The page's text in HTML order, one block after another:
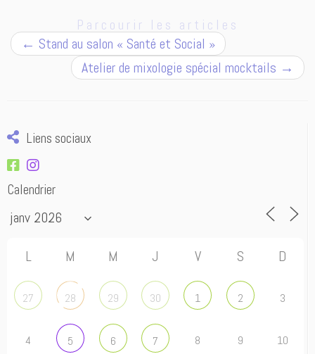
Parcourir les articles
← Stand au salon « Santé et Social »
Atelier de mixologie spécial mocktails →
Liens sociaux
Calendrier
L M M J V S D
27 28 29 30 1 2 3
4 5 6 7 8 9 10